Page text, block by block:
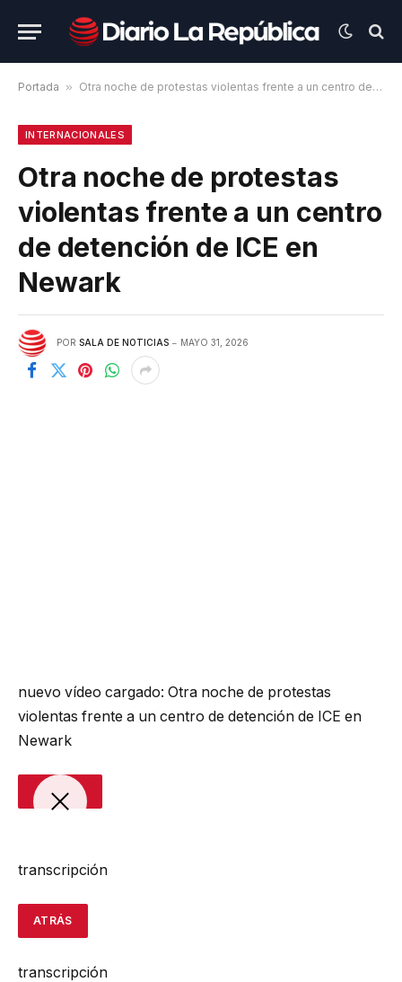
Portada » Otra noche de protestas violentas frente a un centro de detención de ICE en Newark
INTERNACIONALES
Otra noche de protestas
violentas frente a un centro
de detención de ICE en
Newark
POR SALA DE NOTICIAS MAYO 31, 2026
nuevo vídeo cargado: Otra noche de protestas
violentas frente a un centro de detención de ICE en
Newark
transcripción
ATRÁS
transcripción